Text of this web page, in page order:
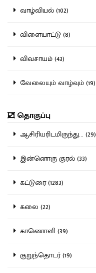
வாழ்வியல் (102)
விளையாட்டு (8)
விவசாயம் (43)
வேலையும் வாழ்வும் (19)
தொகுப்பு
ஆசிரியரிடமிருந்து... (29)
இன்னொரு குரல் (33)
கட்டுரை (1283)
கலை (22)
காணொளி (39)
குறுந்தொடர் (19)